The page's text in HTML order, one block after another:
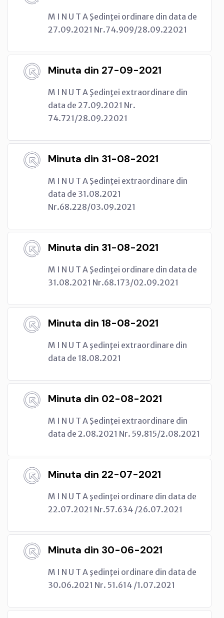
M I N U T A Şedinţei ordinare din data de
27.09.2021 Nr.74.909/28.09.22021
Minuta din 27-09-2021
M I N U T A Şedinţei extraordinare din
data de 27.09.2021 Nr.
74.721/28.09.22021
Minuta din 31-08-2021
M I N U T A Şedinţei extraordinare din
data de 31.08.2021
Nr.68.228/03.09.2021
Minuta din 31-08-2021
M I N U T A Şedinţei ordinare din data de
31.08.2021 Nr.68.173/02.09.2021
Minuta din 18-08-2021
M I N U T A şedinţei extraordinare din
data de 18.08.2021
Minuta din 02-08-2021
M I N U T A Şedinţei extraordinare din
data de 2.08.2021 Nr. 59.815/2.08.2021
Minuta din 22-07-2021
M I N U T A şedinţei ordinare din data de
22.07.2021 Nr.57.634 /26.07.2021
Minuta din 30-06-2021
M I N U T A şedinţei ordinare din data de
30.06.2021 Nr. 51.614 /1.07.2021